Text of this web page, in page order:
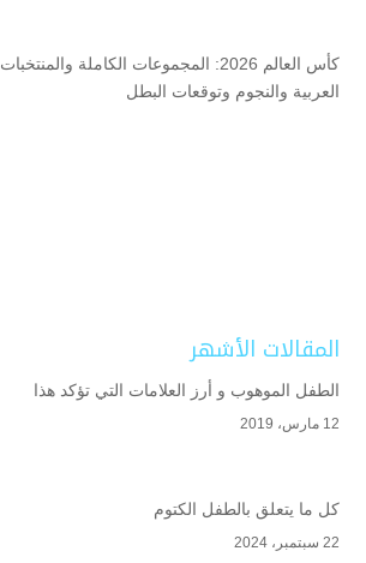
كأس العالم 2026: المجموعات الكاملة والمنتخبات
العربية والنجوم وتوقعات البطل
المقالات الأشهر
الطفل الموهوب و أرز العلامات التي تؤكد هذا
12 مارس، 2019
كل ما يتعلق بالطفل الكتوم
22 سبتمبر، 2024